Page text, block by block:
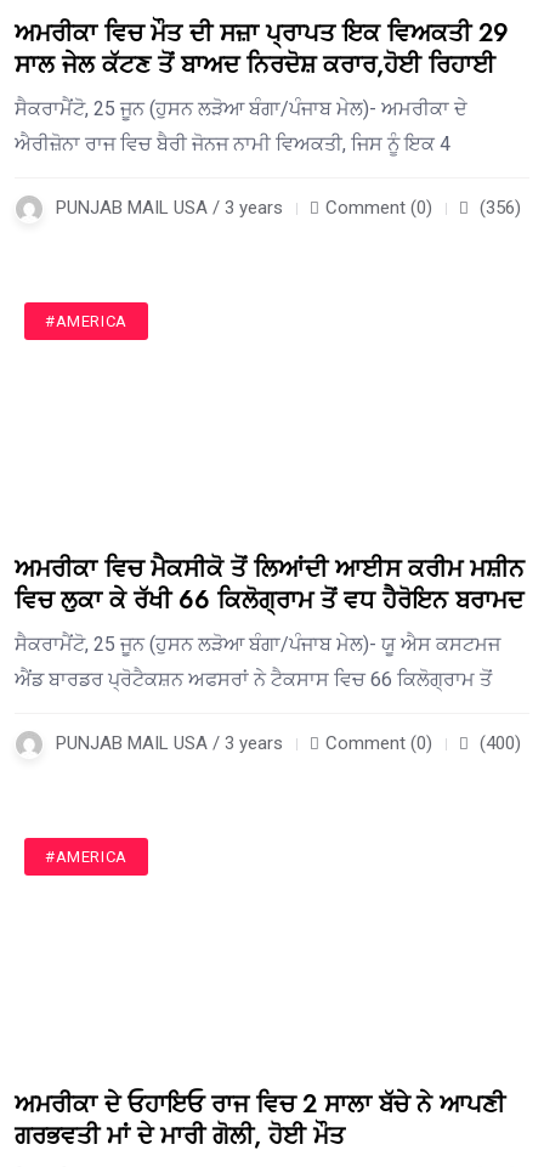
ਅਮਰੀਕਾ ਵਿਚ ਮੌਤ ਦੀ ਸਜ਼ਾ ਪ੍ਰਾਪਤ ਇਕ ਵਿਅਕਤੀ 29
ਸਾਲ ਜੇਲ ਕੱਟਣ ਤੋਂ ਬਾਅਦ ਨਿਰਦੋਸ਼ ਕਰਾਰ,ਹੋਈ ਰਿਹਾਈ
ਸੈਕਰਾਮੈਂਟੋ, 25 ਜੂਨ (ਹੁਸਨ ਲੜੋਆ ਬੰਗਾ/ਪੰਜਾਬ ਮੇਲ)- ਅਮਰੀਕਾ ਦੇ
ਐਰੀਜ਼ੋਨਾ ਰਾਜ ਵਿਚ ਬੈਰੀ ਜੋਨਜ ਨਾਮੀ ਵਿਅਕਤੀ, ਜਿਸ ਨੂੰ ਇਕ 4
PUNJAB MAIL USA / 3 years Comment (0) (356)
#AMERICA
ਅਮਰੀਕਾ ਵਿਚ ਮੈਕਸੀਕੋ ਤੋਂ ਲਿਆਂਦੀ ਆਈਸ ਕਰੀਮ ਮਸ਼ੀਨ
ਵਿਚ ਲੁਕਾ ਕੇ ਰੱਖੀ 66 ਕਿਲੋਗ੍ਰਾਮ ਤੋਂ ਵਧ ਹੈਰੋਇਨ ਬਰਾਮਦ
ਸੈਕਰਾਮੈਂਟੋ, 25 ਜੂਨ (ਹੁਸਨ ਲੜੋਆ ਬੰਗਾ/ਪੰਜਾਬ ਮੇਲ)- ਯੂ ਐਸ ਕਸਟਮਜ
ਐਂਡ ਬਾਰਡਰ ਪ੍ਰੋਟੈਕਸ਼ਨ ਅਫਸਰਾਂ ਨੇ ਟੈਕਸਾਸ ਵਿਚ 66 ਕਿਲੋਗ੍ਰਾਮ ਤੋਂ
PUNJAB MAIL USA / 3 years Comment (0) (400)
#AMERICA
ਅਮਰੀਕਾ ਦੇ ਓਹਾਇਓ ਰਾਜ ਵਿਚ 2 ਸਾਲਾ ਬੱਚੇ ਨੇ ਆਪਣੀ
ਗਰਭਵਤੀ ਮਾਂ ਦੇ ਮਾਰੀ ਗੋਲੀ, ਹੋਈ ਮੌਤ